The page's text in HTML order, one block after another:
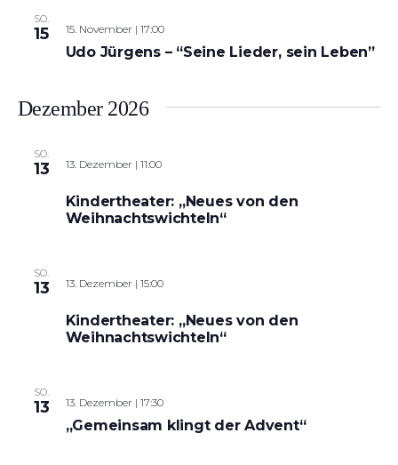
SO.
15 15. November | 17:00
Udo Jürgens – “Seine Lieder, sein Leben”
Dezember 2026
SO.
13 13. Dezember | 11:00
Kindertheater: „Neues von den
Weihnachtswichteln“
SO.
13 13. Dezember | 15:00
Kindertheater: „Neues von den
Weihnachtswichteln“
SO.
13 13. Dezember | 17:30
„Gemeinsam klingt der Advent“